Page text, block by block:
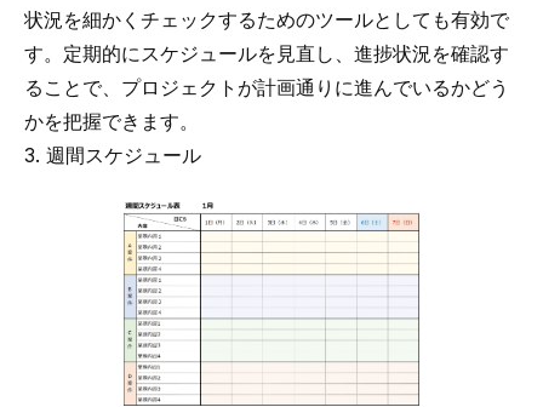
状況を細かくチェックするためのツールとしても有効で
す。定期的にスケジュールを見直し、進捗状況を確認す
ることで、プロジェクトが計画通りに進んでいるかどう
かを把握できます。
3. 週間スケジュール